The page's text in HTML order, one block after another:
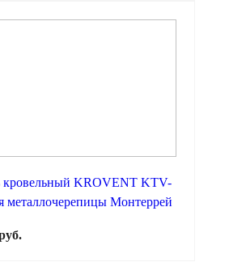
кровельный KROVENT KTV-
металлочерепицы Монтеррей